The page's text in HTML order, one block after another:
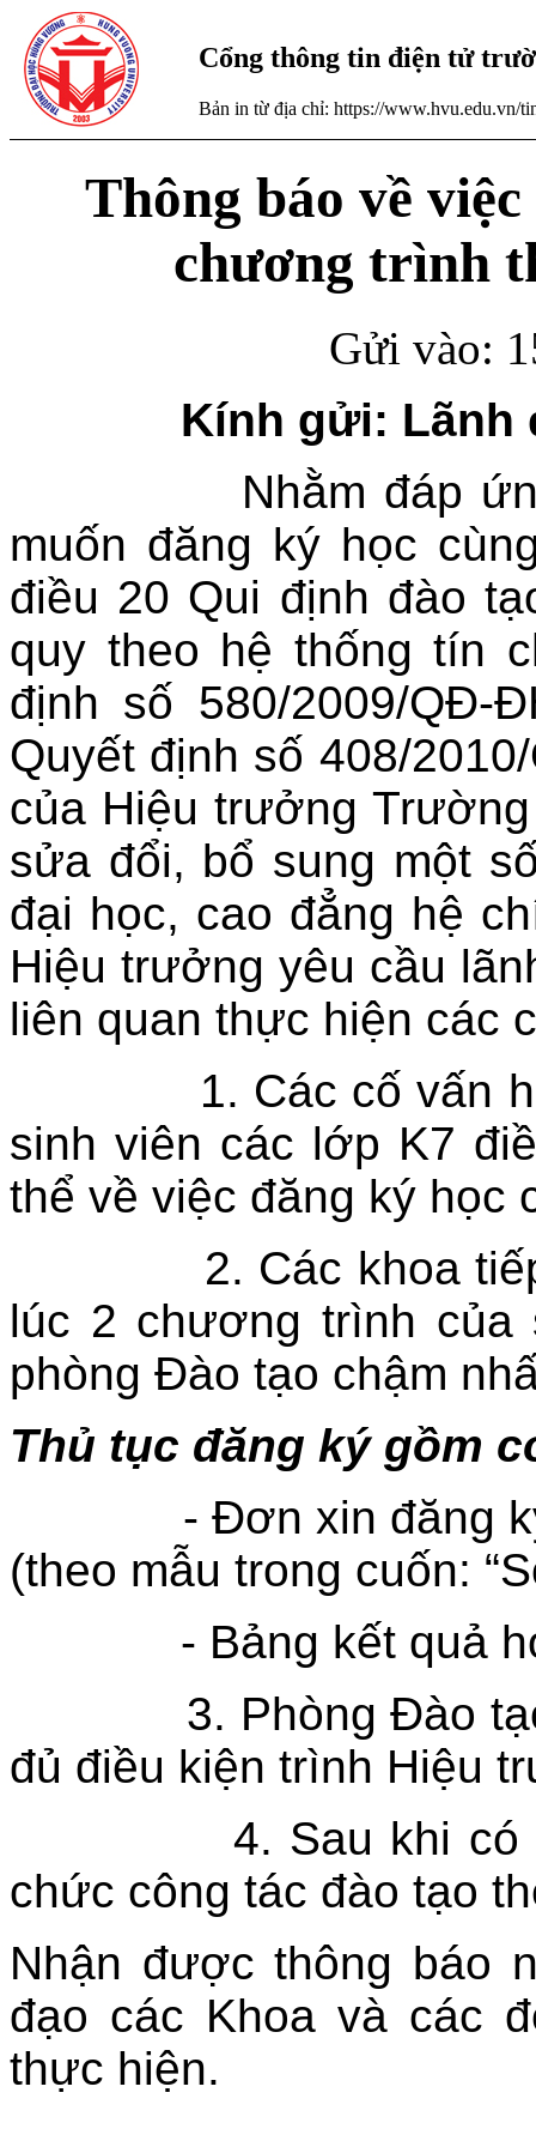
Cổng thông tin điện tử
Bản in từ địa chỉ: https://www.hvu.edu.vn/
Thông báo về
chương trình
Gửi vào:
Kính gửi: Lãnh
Nhằm đáp
muốn đăng ký học
điều 20 Qui định đào
quy theo hệ thống tín
định số 580/2009/QĐ-
Quyết định số 408/
của Hiệu trưởng
sửa đổi, bổ sung một
đại học, cao đẳng hệ
Hiệu trưởng yêu cầu
liên quan thực hiện các
1. Các cố vấn
sinh viên các lớp K7
thể về việc đăng ký học
2. Các khoa
lúc 2 chương trình
phòng Đào tạo chậm
Thủ tục đăng ký gồm
- Đơn xin đăng
(theo mẫu trong cuốn:
- Bảng kết quả
3. Phòng Đào
đủ điều kiện trình Hiệu
4. Sau khi
chức công tác đào tạo
Nhận được thông báo
đạo các Khoa và các
thực hiện.